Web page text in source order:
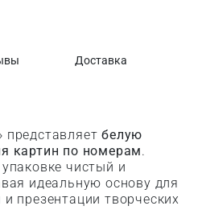
Доставка
представляетбелую
картин по номерам.
чистый и
идеальную основу для
презентации творческих